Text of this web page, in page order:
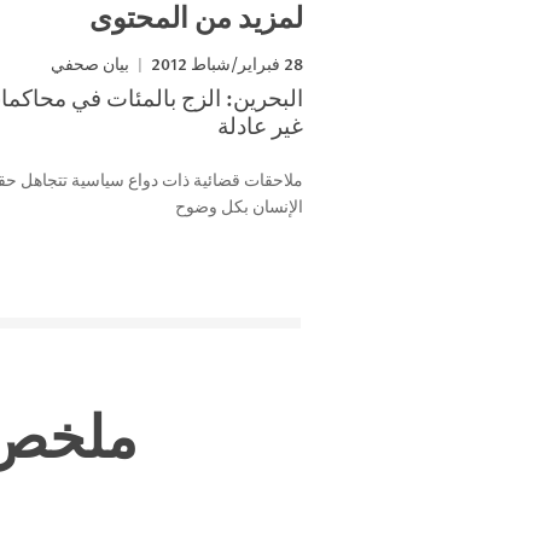
لمزيد من المحتوى
28 فبراير/شباط 2012 بيان صحفي
البحرين: الزج بالمئات في
غير عادلة
ملاحقات قضائية ذات دواع سياسية تتجاهل
الإنسان بكل وضوح